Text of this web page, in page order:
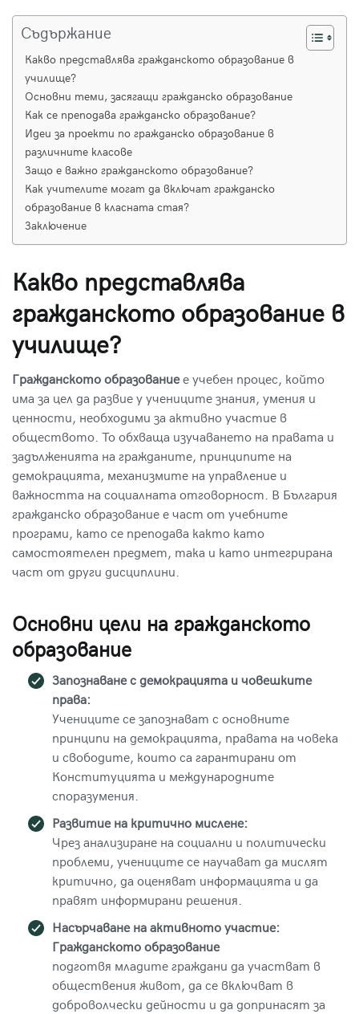
Съдържание
Какво представлява гражданското образование в
училище?
Основни теми, засягащи гражданско образование
Как се преподава гражданско образование?
Идеи за проекти по гражданско образование в
различните класове
Защо е важно гражданското образование?
Как учителите могат да включат гражданско
образование в класната стая?
Заключение
Какво представлява
гражданското образование в
училище?
Гражданското образованиее учебен процес, който
има за цел да развие у учениците знания, умения и
ценности, необходими за активно участие в
обществото. То обхваща изучаването на правата и
задълженията на гражданите, принципите на
демокрацията, механизмите на управление и
важността на социалната отговорност. В България
гражданско образование е част от учебните
програми, като се преподава както като
самостоятелен предмет, така и като интегрирана
част от други дисциплини.
Основни цели на гражданското
образование
Запознаване с демокрацията и човешките
права:
Учениците се запознават с основните
принципи на демокрацията, правата на човека
и свободите, които са гарантирани от
Конституцията и международните
споразумения.
Развитие на критично мислене:
Чрез анализиране на социални и политически
проблеми, учениците се научават да мислят
критично, да оценяват информацията и да
правят информирани решения.
Насърчаване на активното участие:
Гражданското образование
подготвя младите граждани да участват в
обществения живот, да се включват в
доброволчески дейности и да допринасят за